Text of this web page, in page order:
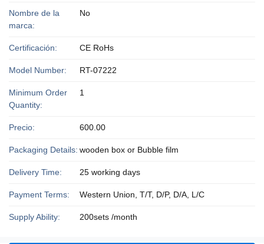
Nombre de la
marca:
No
Certificación: CE RoHs
Model Number: RT-07222
Minimum Order
Quantity:
1
Precio: 600.00
Packaging Details: wooden box or Bubble film
Delivery Time: 25 working days
Payment Terms: Western Union, T/T, D/P, D/A, L/C
Supply Ability: 200sets /month